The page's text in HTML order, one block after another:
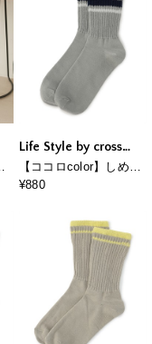
Life Style by cross
marche
【ココロcolor】しめつ
けにくいメンズライン
¥880